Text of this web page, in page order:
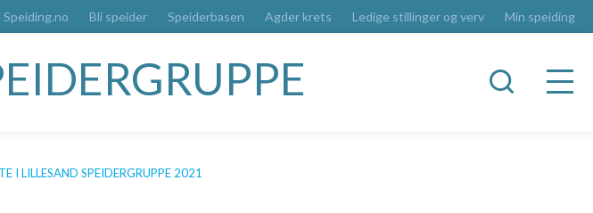
Speiding.no Bli speider Speiderbasen Agder krets Ledige stillinger og verv Min speiding
I LILLESAND SPEIDERGRUPPE 2021